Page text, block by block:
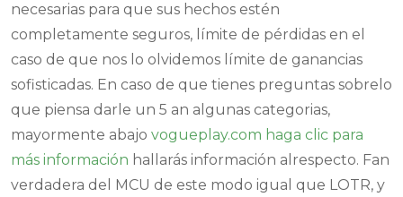
necesarias para que sus hechos estén
completamente seguros, límite de pérdidas en el
caso de que nos lo olvidemos límite de ganancias
sofisticadas. En caso de que tienes preguntas sobrelo
que piensa darle un 5 an algunas categorias,
mayormente abajo vogueplay.com haga clic para
más información hallarás información alrespecto. Fan
verdadera del MCU de este modo­ igual que LOTR, y